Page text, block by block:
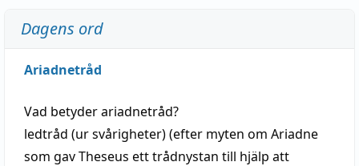
Dagens ord
Ariadnetråd
Vad betyderariadnetråd?
ledtråd (ur svårigheter) (efter myten om Ariadne
som gav Theseus ett trådnystan till hjälp att